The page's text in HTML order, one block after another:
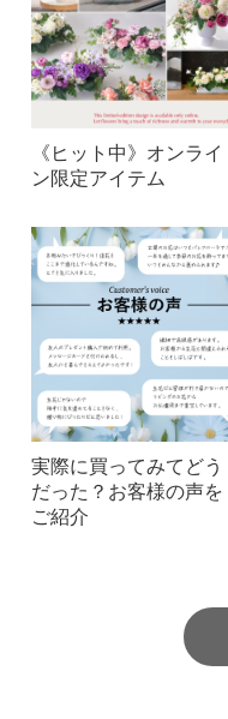
《ヒット中》オンライ
ン限定アイテム
実際に買ってみてどう
だった？お客様の声を
ご紹介